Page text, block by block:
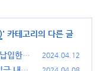
' 카테고리의 다른 글
입한도
께)
(0)
2024.04.12